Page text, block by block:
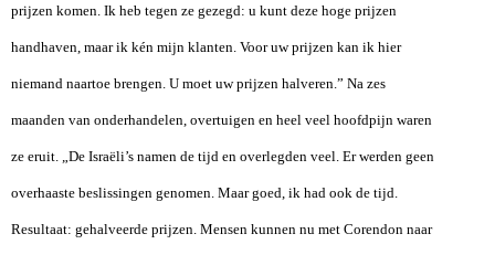
prijzen komen. Ik heb tegen ze gezegd: u kunt deze hoge prijzen
handhaven, maar ik kén mijn klanten. Voor uw prijzen kan ik hier
niemand naartoe brengen. U moet uw prijzen halveren.” Na zes
maanden van onderhandelen, overtuigen en heel veel hoofdpijn waren
ze eruit. „De Israëli’s namen de tijd en overlegden veel. Er werden geen
overhaaste beslissingen genomen. Maar goed, ik had ook de tijd.
Resultaat: gehalveerde prijzen. Mensen kunnen nu met Corendon naar